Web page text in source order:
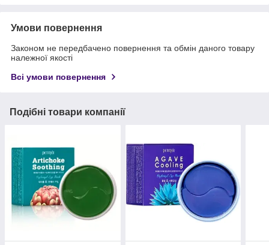
Умови повернення
Законом не передбачено повернення та обмін даного товару
належної якості
Всі умови повернення
Подібні товари компанії